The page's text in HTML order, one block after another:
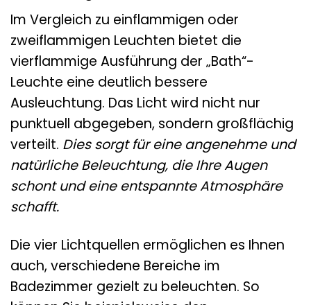
Im Vergleich zu einflammigen oder
zweiflammigen Leuchten bietet die
vierflammige Ausführung der „Bath“-
Leuchte eine deutlich bessere
Ausleuchtung. Das Licht wird nicht nur
punktuell abgegeben, sondern großflächig
verteilt. Dies sorgt für eine angenehme und
natürliche Beleuchtung, die Ihre Augen
schont und eine entspannte Atmosphäre
schafft.
Die vier Lichtquellen ermöglichen es Ihnen
auch, verschiedene Bereiche im
Badezimmer gezielt zu beleuchten. So